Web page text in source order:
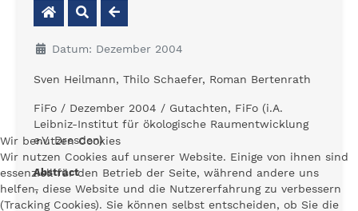
Datum: Dezember 2004
Sven Heilmann, Thilo Schaefer, Roman Bertenrath
FiFo / Dezember 2004 / Gutachten, FiFo (i.A.
Leibniz-Institut für ökologische Raumentwicklung
e.V. Dresden)
Abstract
-
Wir benutzen Cookies
Wir nutzen Cookies auf unserer Website. Einige von ihnen sind
essenziell für den Betrieb der Seite, während andere uns
helfen, diese Website und die Nutzererfahrung zu verbessern
(Tracking Cookies). Sie können selbst entscheiden, ob Sie die